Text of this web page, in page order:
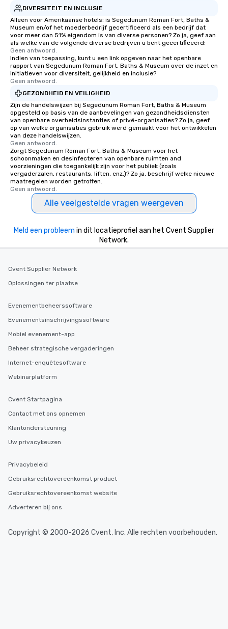
DIVERSITEIT EN INCLUSIE
Alleen voor Amerikaanse hotels: is Segedunum Roman Fort, Baths &
Museum en/of het moederbedrijf gecertificeerd als een bedrijf dat
voor meer dan 51% eigendom is van diverse personen? Zo ja, geef aan
als welke van de volgende diverse bedrijven u bent gecertificeerd:
Geen antwoord.
Indien van toepassing, kunt u een link opgeven naar het openbare
rapport van Segedunum Roman Fort, Baths & Museum over de inzet en
initiatieven voor diversiteit, gelijkheid en inclusie?
Geen antwoord.
GEZONDHEID EN VEILIGHEID
Zijn de handelswijzen bij Segedunum Roman Fort, Baths & Museum
opgesteld op basis van de aanbevelingen van gezondheidsdiensten
van openbare overheidsinstanties of privé-organisaties? Zo ja, geef
op van welke organisaties gebruik werd gemaakt voor het ontwikkelen
van deze handelswijzen.
Geen antwoord.
Zorgt Segedunum Roman Fort, Baths & Museum voor het
schoonmaken en desinfecteren van openbare ruimten and
voorzieningen die toegankelijk zijn voor het publiek (zoals
vergaderzalen, restaurants, liften, enz.)? Zo ja, beschrijf welke nieuwe
maatregelen worden getroffen.
Geen antwoord.
Alle veelgestelde vragen weergeven
Meld een probleem in dit locatieprofiel aan het Cvent Supplier
Network.
Cvent Supplier Network
Oplossingen ter plaatse
Evenementbeheerssoftware
Evenementsinschrijvingssoftware
Mobiel evenement-app
Beheer strategische vergaderingen
Internet-enquêtesoftware
Webinarplatform
Cvent Startpagina
Contact met ons opnemen
Klantondersteuning
Uw privacykeuzen
Privacybeleid
Gebruiksrechtovereenkomst product
Gebruiksrechtovereenkomst website
Adverteren bij ons
Copyright © 2000-2026 Cvent, Inc. Alle rechten voorbehouden.